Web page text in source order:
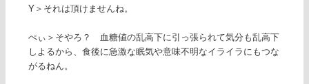
Y＞それは頂けませんね。
ぺぃ＞そやろ？ 血糖値の乱高下に引っ張られて気分も乱高下
しよるから、食後に急激な眠気や意味不明なイライラにもつな
がるねん。